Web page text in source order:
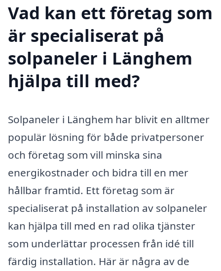
Vad kan ett företag som
är specialiserat på
solpaneler i Länghem
hjälpa till med?
Solpaneler i Länghem har blivit en alltmer
populär lösning för både privatpersoner
och företag som vill minska sina
energikostnader och bidra till en mer
hållbar framtid. Ett företag som är
specialiserat på installation av solpaneler
kan hjälpa till med en rad olika tjänster
som underlättar processen från idé till
färdig installation. Här är några av de